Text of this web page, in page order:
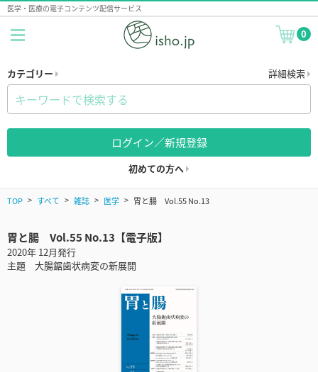
医学・医療の電子コンテンツ配信サービス
0
カテゴリー 詳細検索
ログイン／新規登録
初めての方へ
TOP すべて 雑誌 医学 胃と腸 Vol.55 No.13
胃と腸 Vol.55 No.13【電子版】
2020年 12月発行
主題 大腸鋸歯状病変の新展開